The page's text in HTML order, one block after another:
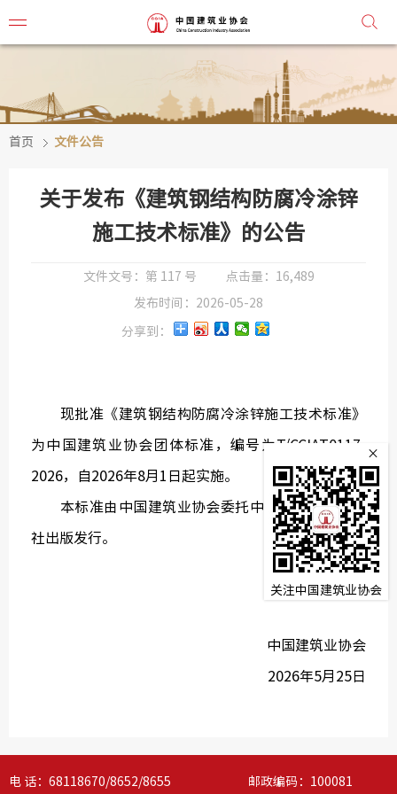
首页 文件公告
关于发布《建筑钢结构防腐冷涂锌
施工技术标准》的公告
文件文号： 第 117 号 点击量： 16,489
发布时间： 2026-05-28
分享到：
现批准《建筑钢结构防腐冷涂锌施工技术标准》
为中国建筑业协会团体标准，编号为T/CCIAT0117-
2026，自2026年8月1日起实施。
本标准由中国建筑业协会委托中国建筑工业出版
社出版发行。
中国建筑业协会
2026年5月25日
电 话：68118670/8652/8655 邮政编码：100081
×
关注中国建筑业协会